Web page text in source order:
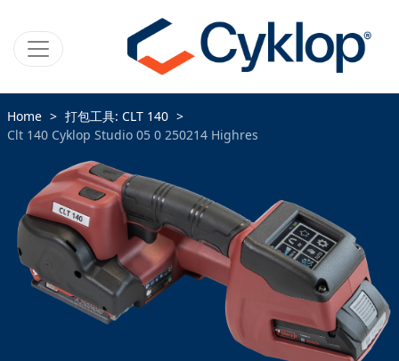
Home
打包工具: CLT 140
Clt 140 Cyklop Studio 05 0 250214 Highres